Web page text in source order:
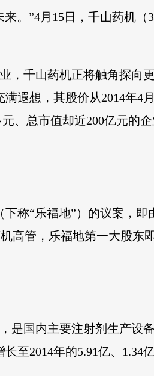
。”4月15日，千山药机（
，千山药机正将触角探向
遐想，其股价从2014年4
、总市值却近200亿元的
称“乐福地”）的议案，即
高管，乐福地第一大股东
是国内主要注射剂生产设
至2014年的5.91亿、1.34亿